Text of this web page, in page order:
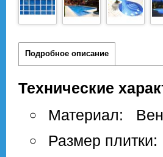
Подробное описание
Технические
Материал:
Размер